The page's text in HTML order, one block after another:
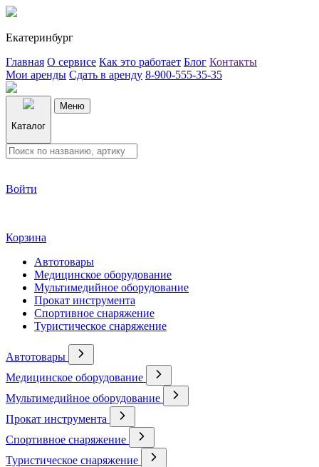
Екатеринбург
Главная О сервисе Как это работает Блог Контакты
Мои аренды Сдать в аренду 8-900-555-35-35
Каталог
Меню
Войти
Корзина
Автотовары
Медицинское оборудование
Мультимедийное оборудование
Прокат инструмента
Спортивное снаряжение
Туристическое снаряжение
Автотовары
Медицинское оборудование
Мультимедийное оборудование
Прокат инструмента
Спортивное снаряжение
Туристическое снаряжение